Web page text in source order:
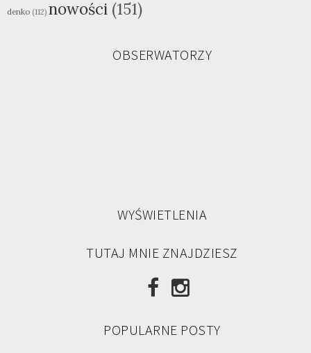
denko (112) nowości (151)
OBSERWATORZY
WYŚWIETLENIA
TUTAJ MNIE ZNAJDZIESZ
POPULARNE POSTY